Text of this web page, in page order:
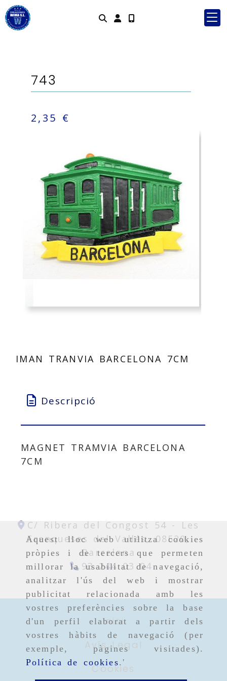
Aquest lloc web utilitza cookies
pròpies i de tercers que permeten
millorar la usabilitat de navegació,
analitzar l'ús del web i mostrar
publicitat relacionada amb les
vostres preferències sobre la base
d'un perfil elaborat a partir dels
vostres hàbits de navegació (per
exemple, pàgines visitades).
Política de cookies.'
Identifícat
743
2,35 €
IMAN TRANVIA BARCELONA 7CM
Descripció
MAGNET TRAMVIA BARCELONA
7CM
C/ Ribera del Congost 54 -
Les
Franqueses del Vallés,08520,
Barcelona
93 244 03 04
Inici
Avís Legal
Cookies